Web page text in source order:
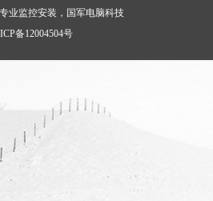
业监控安装，国军电脑科技
备12004504号